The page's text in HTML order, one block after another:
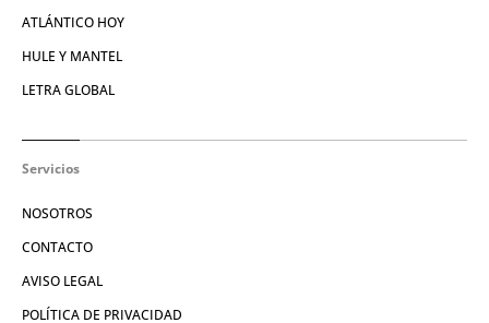
ATLÁNTICO HOY
HULE Y MANTEL
LETRA GLOBAL
Servicios
NOSOTROS
CONTACTO
AVISO LEGAL
POLÍTICA DE PRIVACIDAD